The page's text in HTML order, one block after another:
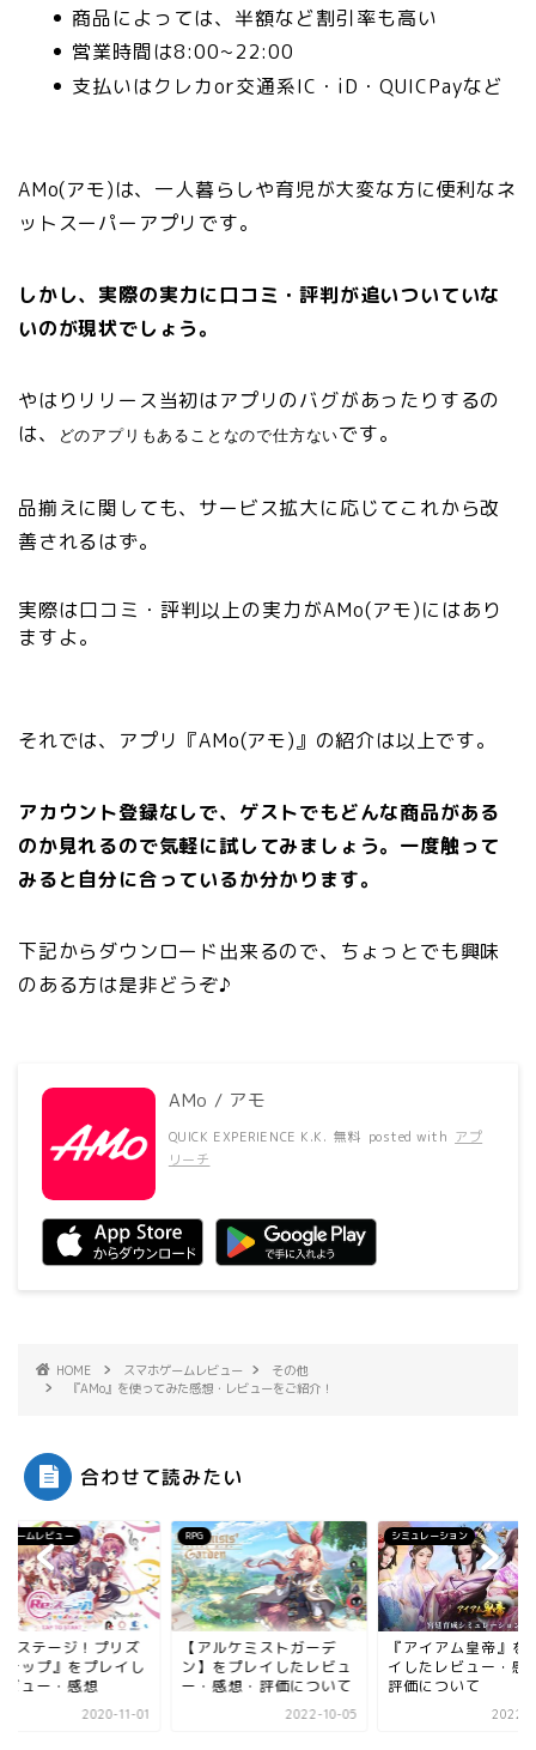
商品によっては、半額など割引率も高い
営業時間は8:00~22:00
支払いはクレカor交通系IC・iD・QUICPayなど
AMo(アモ)は、一人暮らしや育児が大変な方に便利なネ
ットスーパーアプリです。
しかし、実際の実力に口コミ・評判が追いついていな
いのが現状でしょう。
やはりリリース当初はアプリのバグがあったりするの
は、
どのアプリもあることなので仕方ないです。
品揃えに関しても、サービス拡大に応じてこれから改
善されるはず。
実際は口コミ・評判以上の実力がAMo(アモ)にはあり
ますよ。
それでは、アプリ『AMo(アモ)』の紹介は以上です。
アカウント登録なしで、ゲストでもどんな商品がある
のか見れるので気軽に試してみましょう。一度触って
みると自分に合っているか分かります。
下記からダウンロード出来るので、ちょっとでも興味
のある方は是非どうぞ♪
AMo / アモ
QUICK EXPERIENCE K.K. 無料 posted with アプ
リーチ
HOME スマホゲームレビュー
その他
『AMo』を使ってみた感想・レビューをご紹介！
合わせて読みたい
ゲームレビュー
ステージ！プリズ
テップ』をプレイし
ビュー・感想
2020-11-01
RPG
【アルケミストガーデ
ン】をプレイしたレビュ
ー・感想・評価について
2022-10-05
シミュレーション
『アイアム皇帝』を
イしたレビュー・感
評価について
2022-